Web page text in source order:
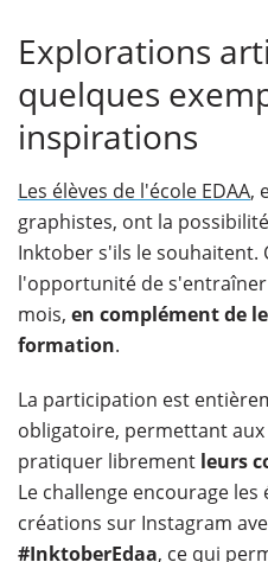
Explorations
quelques
inspirations
Les élèves de l'école EDAA,
graphistes, ont la
Inktober s'ils le souhaitent.
l'opportunité de
mois, en complément de
formation.
La participation est
obligatoire, permettant
pratiquer librement leurs
Le challenge encourage
créations sur Instagram
#InktoberEdaa, ce qui